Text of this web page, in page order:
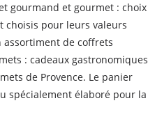
gourmand et gourmet : choix
choisis pour leurs valeurs
de coffrets
: cadeaux gastronomiques
de Provence. Le panier
spécialement élaboré pour la